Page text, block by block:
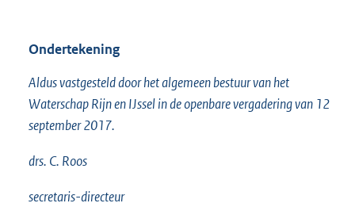
Ondertekening
Aldus vastgesteld door het algemeen bestuur van het
Waterschap Rijn en IJssel in de openbare vergadering van 12
september 2017.
drs. C. Roos
secretaris-directeur